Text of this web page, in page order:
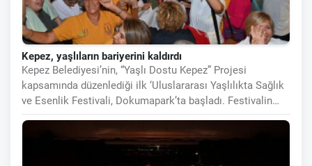
Kepez, yaşlıların bariyerini kaldırdı
Kepez Belediyesi’nin, “Yaşlı Dostu Kepez” Projesi
kapsamında düzenlediği ilk ‘Uluslararası Yaşlılıkta Sağlık
ve Esenlik Festivali, Dokumapark’ta başladı. Festivalin
açılış